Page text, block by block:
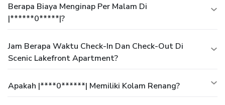
Berapa Biaya Menginap Per Malam Di
|******0*****|?
Jam Berapa Waktu Check-In Dan Check-Out Di
Scenic Lakefront Apartment?
Apakah |****0******| Memiliki Kolam Renang?